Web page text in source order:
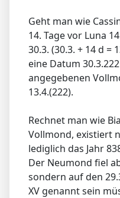
Geht man wie
14. Tage vor Luna
30.3. (30.3. + 14 d =
eine Datum
angegebenen
13.4.(222).
Rechnet man wie
Vollmond, existiert
lediglich das Jahr
Der Neumond fiel
sondern auf den
XV genannt sein